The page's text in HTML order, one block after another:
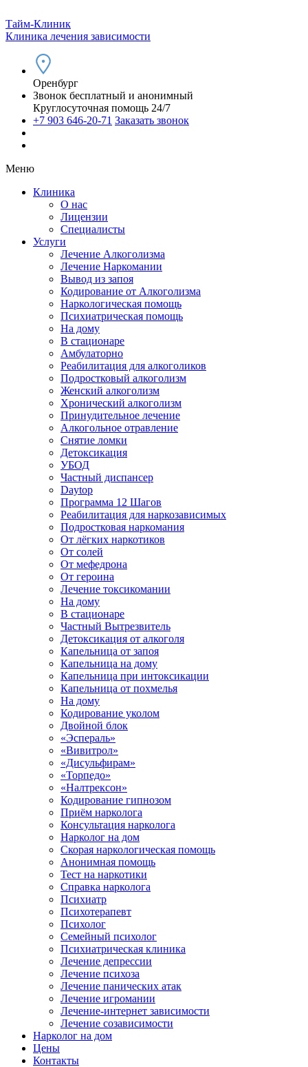
Тайм-Клиник
Клиника лечения зависимости
Оренбург
Звонок бесплатный и анонимный
Круглосуточная помощь 24/7
+7 903 646-20-71 Заказать звонок
Меню
Клиника
О нас
Лицензии
Специалисты
Услуги
Лечение Алкоголизма
Лечение Наркомании
Вывод из запоя
Кодирование от Алкоголизма
Наркологическая помощь
Психиатрическая помощь
На дому
В стационаре
Амбулаторно
Реабилитация для алкоголиков
Подростковый алкоголизм
Женский алкоголизм
Хронический алкоголизм
Принудительное лечение
Алкогольное отравление
Снятие ломки
Детоксикация
УБОД
Частный диспансер
Daytop
Программа 12 Шагов
Реабилитация для наркозависимых
Подростковая наркомания
От лёгких наркотиков
От солей
От мефедрона
От героина
Лечение токсикомании
На дому
В стационаре
Частный Вытрезвитель
Детоксикация от алкоголя
Капельница от запоя
Капельница на дому
Капельница при интоксикации
Капельница от похмелья
На дому
Кодирование уколом
Двойной блок
«Эспераль»
«Вивитрол»
«Дисульфирам»
«Торпедо»
«Налтрексон»
Кодирование гипнозом
Приём нарколога
Консультация нарколога
Нарколог на дом
Скорая наркологическая помощь
Анонимная помощь
Тест на наркотики
Справка нарколога
Психиатр
Психотерапевт
Психолог
Семейный психолог
Психиатрическая клиника
Лечение депрессии
Лечение психоза
Лечение панических атак
Лечение игромании
Лечение-интернет зависимости
Лечение созависимости
Нарколог на дом
Цены
Контакты